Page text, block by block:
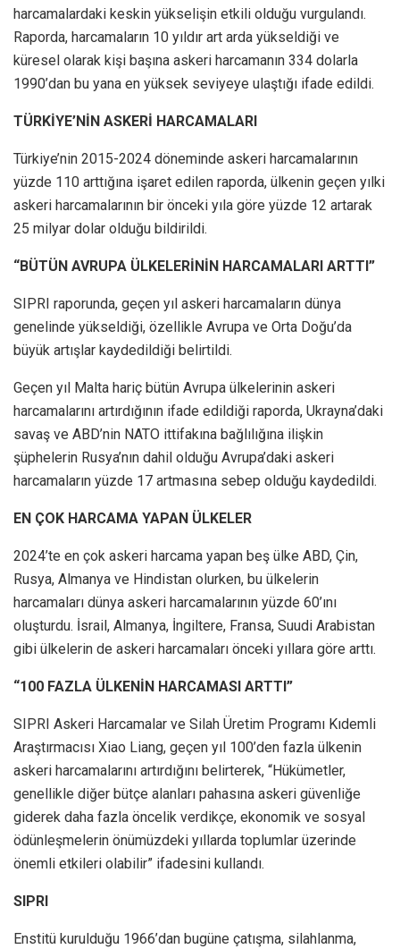
harcamalardaki keskin yükselişin etkili olduğu vurgulandı.
Raporda, harcamaların 10 yıldır art arda yükseldiği ve
küresel olarak kişi başına askeri harcamanın 334 dolarla
1990’dan bu yana en yüksek seviyeye ulaştığı ifade edildi.
TÜRKİYE’NİN ASKERİ HARCAMALARI
Türkiye’nin 2015-2024 döneminde askeri harcamalarının
yüzde 110 arttığına işaret edilen raporda, ülkenin geçen yılki
askeri harcamalarının bir önceki yıla göre yüzde 12 artarak
25 milyar dolar olduğu bildirildi.
“BÜTÜN AVRUPA ÜLKELERİNİN HARCAMALARI ARTTI”
SIPRI raporunda, geçen yıl askeri harcamaların dünya
genelinde yükseldiği, özellikle Avrupa ve Orta Doğu’da
büyük artışlar kaydedildiği belirtildi.
Geçen yıl Malta hariç bütün Avrupa ülkelerinin askeri
harcamalarını artırdığının ifade edildiği raporda, Ukrayna’daki
savaş ve ABD’nin NATO ittifakına bağlılığına ilişkin
şüphelerin Rusya’nın dahil olduğu Avrupa’daki askeri
harcamaların yüzde 17 artmasına sebep olduğu kaydedildi.
EN ÇOK HARCAMA YAPAN ÜLKELER
2024’te en çok askeri harcama yapan beş ülke ABD, Çin,
Rusya, Almanya ve Hindistan olurken, bu ülkelerin
harcamaları dünya askeri harcamalarının yüzde 60’ını
oluşturdu. İsrail, Almanya, İngiltere, Fransa, Suudi Arabistan
gibi ülkelerin de askeri harcamaları önceki yıllara göre arttı.
“100 FAZLA ÜLKENİN HARCAMASI ARTTI”
SIPRI Askeri Harcamalar ve Silah Üretim Programı Kıdemli
Araştırmacısı Xiao Liang, geçen yıl 100’den fazla ülkenin
askeri harcamalarını artırdığını belirterek, “Hükümetler,
genellikle diğer bütçe alanları pahasına askeri güvenliğe
giderek daha fazla öncelik verdikçe, ekonomik ve sosyal
ödünleşmelerin önümüzdeki yıllarda toplumlar üzerinde
önemli etkileri olabilir” ifadesini kullandı.
SIPRI
Enstitü kurulduğu 1966’dan bugüne çatışma, silahlanma,